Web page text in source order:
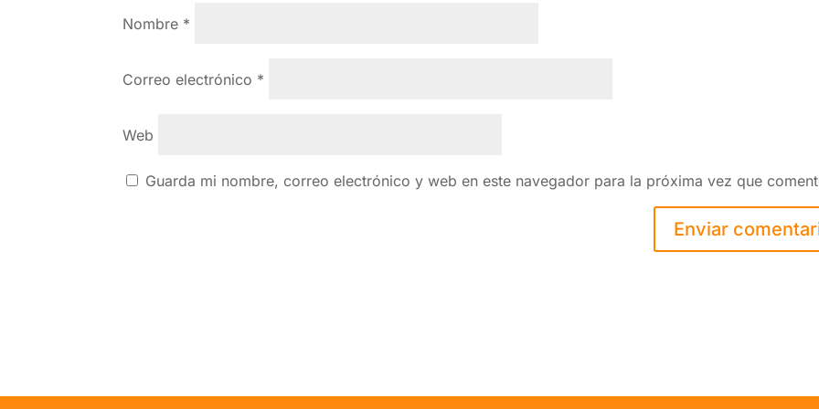
Nombre *
Correo electrónico *
Web
Guarda mi nombre, correo electrónico y web en este navegador para la próxima vez que